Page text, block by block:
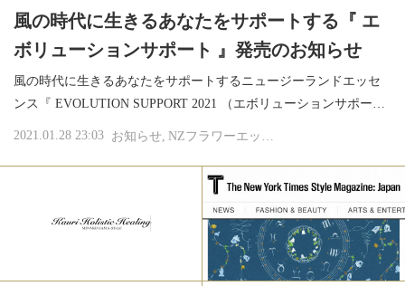
風の時代に生きるあなたをサポートする『 エ
ボリューションサポート 』発売のお知らせ
風の時代に生きるあなたをサポートするニュージーランドエッセ
ンス『 EVOLUTION SUPPORT 2021 （エボリューションサポー…
2021.01.28 23:03 お知らせ NZフラワーエッセンス